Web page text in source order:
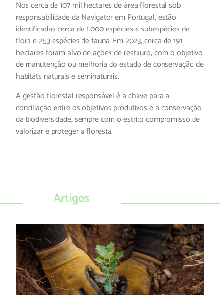
Nos cerca de 107 mil hectares de área florestal sob
responsabilidade da Navigator em Portugal, estão
identificadas cerca de 1.000 espécies e subespécies de
flora e 253 espécies de fauna. Em 2023, cerca de 191
hectares foram alvo de ações de restauro, com o objetivo
de manutenção ou melhoria do estado de conservação de
habitats naturais e seminaturais.
A gestão florestal responsável é a chave para a
conciliação entre os objetivos produtivos e a conservação
da biodiversidade, sempre com o estrito compromisso de
valorizar e proteger a floresta.
Artigos